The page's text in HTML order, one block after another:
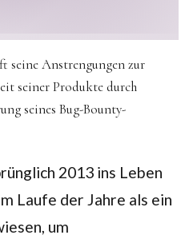
seine Anstrengungen zur
seiner Produkte durch
seines Bug-Bounty-
2013 ins Leben
Laufe der Jahre als ein
um